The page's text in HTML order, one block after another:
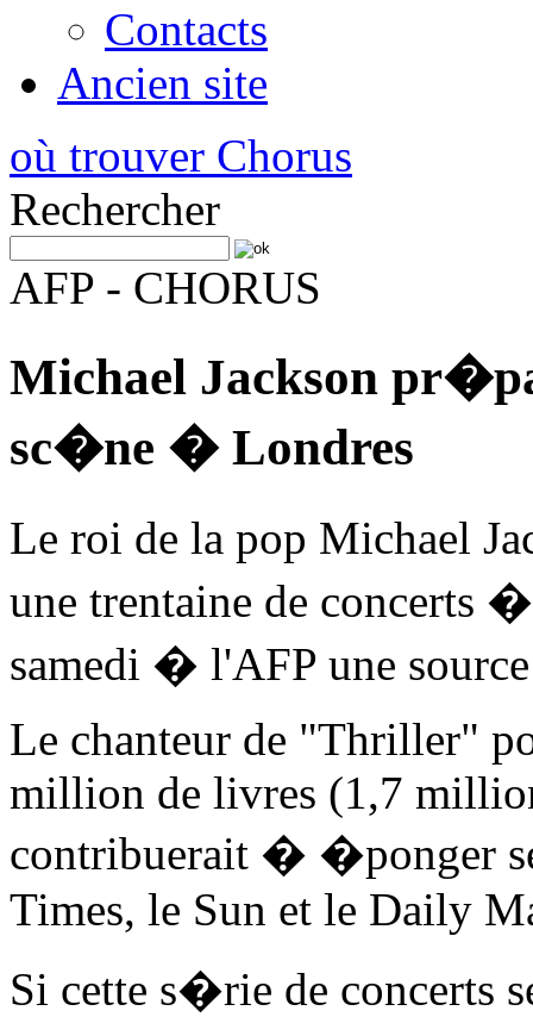
Contacts
Ancien site
où trouver Chorus
Rechercher
AFP - CHORUS
Michael Jackson
sc�ne � Londres
Le roi de la pop Michael
une trentaine de
samedi � l'AFP une
Le chanteur de "Thriller"
million de livres (1,7
contribuerait � �ponger
Times, le Sun et le Daily
Si cette s�rie de concerts